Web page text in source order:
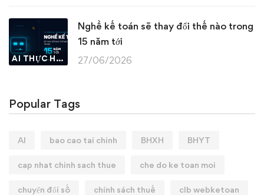
AI THỰC HÀNH
Nghề kế toán sẽ thay đổi thế nào trong
15 năm tới
27/06/2026
Popular Tags
AI bao cao tai chinh BHXH BHYT
cap nhat chinh sach thue che do ke toan moi
chuyển đổi số chính sách thuế clb webketoan